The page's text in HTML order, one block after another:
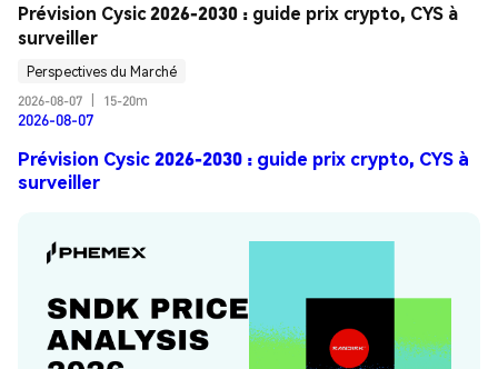
Prévision Cysic 2026-2030 : guide prix crypto, CYS à
surveiller
Perspectives du Marché
2026-08-07
15-20m
2026-08-07
Prévision Cysic 2026-2030 : guide prix crypto, CYS à
surveiller